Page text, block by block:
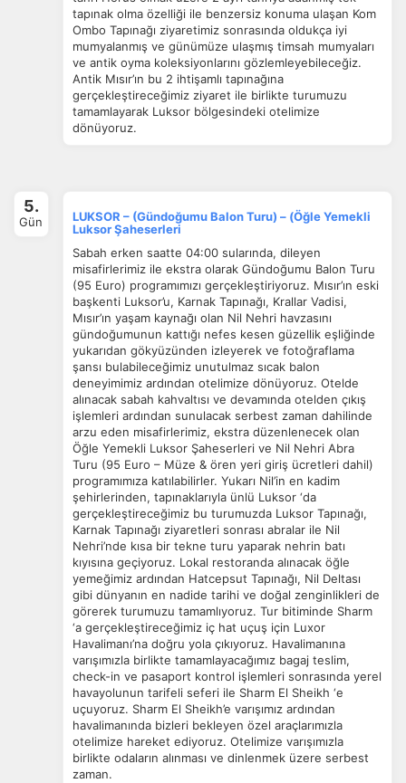
ÇEREZ KULLANIM AYARLARINIZ
Çerez tercihlerinizibelirleyin.
Zorunlu Çerezler HER ZAMAN AKTIF
gereklidir. Bu çerezler olmadan site düzgün çalışmaz ve
devre dışı bırakılamaz.
İstatistik Çerezleri
Ziyaretçilerin siteyi nasıl kullandığını anonim olarak
ölçeriz. Hangi sayfaların popüler olduğunu ve
kullanıcıların nerede zorluk yaşadığını anlamamıza
yardımcı olur.
Pazarlama Çerezleri
Size ve ilgi alanlarınıza uygun reklamlar göstermek için
kullanılır. Kapatırsanız reklamları görmeye devam
edersiniz, ancak daha az alakalı olabilirler.
Tercihleri Kaydet
tapınak olma özelliği ile benzersiz konuma ulaşan Kom
Ombo Tapınağı ziyaretimiz sonrasında oldukça iyi
mumyalanmış ve günümüze ulaşmış timsah mumyaları
ve antik oyma koleksiyonlarını gözlemleyebileceğiz.
Antik Mısır’ın bu 2 ihtişamlı tapınağına
gerçekleştireceğimiz ziyaret ile birlikte turumuzu
tamamlayarak Luksor bölgesindeki otelimize
dönüyoruz.
5.
Gün
LUKSOR – (Gündoğumu Balon Turu) – (Öğle Yemekli
Luksor Şaheserleri
Sabah erken saatte 04:00 sularında, dileyen
misafirlerimiz ile ekstra olarak Gündoğumu Balon Turu
(95 Euro) programımızı gerçekleştiriyoruz. Mısır’ın eski
başkenti Luksor’u, Karnak Tapınağı, Krallar Vadisi,
Mısır’ın yaşam kaynağı olan Nil Nehri havzasını
gündoğumunun kattığı nefes kesen güzellik eşliğinde
yukarıdan gökyüzünden izleyerek ve fotoğraflama
şansı bulabileceğimiz unutulmaz sıcak balon
deneyimimiz ardından otelimize dönüyoruz. Otelde
alınacak sabah kahvaltısı ve devamında otelden çıkış
işlemleri ardından sunulacak serbest zaman dahilinde
arzu eden misafirlerimiz, ekstra düzenlenecek olan
Öğle Yemekli Luksor Şaheserleri ve Nil Nehri Abra
Turu (95 Euro – Müze & ören yeri giriş ücretleri dahil)
programımıza katılabilirler. Yukarı Nil’in en kadim
şehirlerinden, tapınaklarıyla ünlü Luksor ‘da
gerçekleştireceğimiz bu turumuzda Luksor Tapınağı,
Karnak Tapınağı ziyaretleri sonrası abralar ile Nil
Nehri’nde kısa bir tekne turu yaparak nehrin batı
kıyısına geçiyoruz. Lokal restoranda alınacak öğle
yemeğimiz ardından Hatcepsut Tapınağı, Nil Deltası
gibi dünyanın en nadide tarihi ve doğal zenginlikleri de
görerek turumuzu tamamlıyoruz. Tur bitiminde Sharm
‘a gerçekleştireceğimiz iç hat uçuş için Luxor
Havalimanı’na doğru yola çıkıyoruz. Havalimanına
varışımızla birlikte tamamlayacağımız bagaj teslim,
check-in ve pasaport kontrol işlemleri sonrasında yerel
havayolunun tarifeli seferi ile Sharm El Sheikh ‘e
uçuyoruz. Sharm El Sheikh’e varışımız ardından
havalimanında bizleri bekleyen özel araçlarımızla
otelimize hareket ediyoruz. Otelimize varışımızla
birlikte odaların alınması ve dinlenmek üzere serbest
zaman.